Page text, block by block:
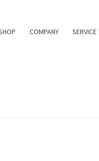
COMPANY SERVICE